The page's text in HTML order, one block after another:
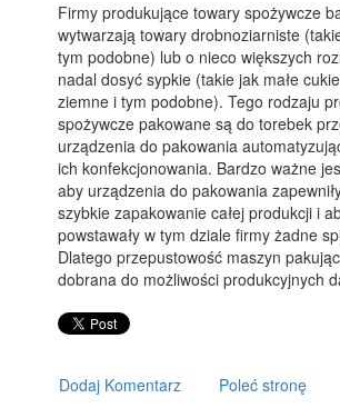
Firmy produkujące towary spożywcze
wytwarzają towary drobnoziarniste
tym podobne) lub o nieco większych
nadal dosyć sypkie (takie jak małe
ziemne i tym podobne). Tego rodzaju
spożywcze pakowane są do torebek
urządzenia do pakowania
ich konfekcjonowania. Bardzo ważne
aby urządzenia do pakowania
szybkie zapakowanie całej produkcji i
powstawały w tym dziale firmy żadne
Dlatego przepustowość maszyn
dobrana do możliwości produkcyjnych
Dodaj Komentarz Poleć stronę